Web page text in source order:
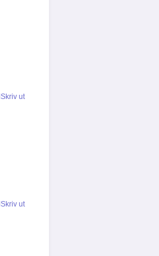
Skriv ut
Skriv ut